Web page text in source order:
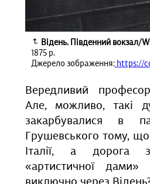
Відень. Південний вокзал/
1875 р.
Джерело зображення:https://
Вередливий
Але, можливо, такі
закарбувалися в
Грушевського тому,
Італії, а дорога
«артистичної дами»